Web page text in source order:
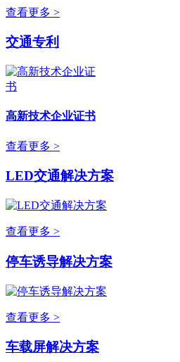
查看更多 >
交通专利
高新技术企业证书
查看更多 >
LED交通解决方案
查看更多 >
停车诱导解决方案
查看更多 >
车载屏解决方案